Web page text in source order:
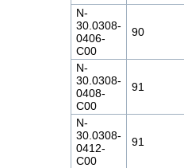
N-
30.0308-
0406-
C00
90
N-
30.0308-
0408-
C00
91
N-
30.0308-
0412-
C00
91